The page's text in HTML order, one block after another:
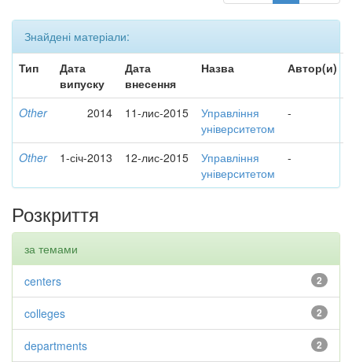
Знайдені матеріали:
Тип
Дата
випуску
Дата
внесення
Назва Автор(и)
Other 2014 11-лис-2015
Управління
університетом
-
Other 1-січ-2013 12-лис-2015
Управління
університетом
-
Розкриття
за темами
2
centers
2
colleges
2
departments